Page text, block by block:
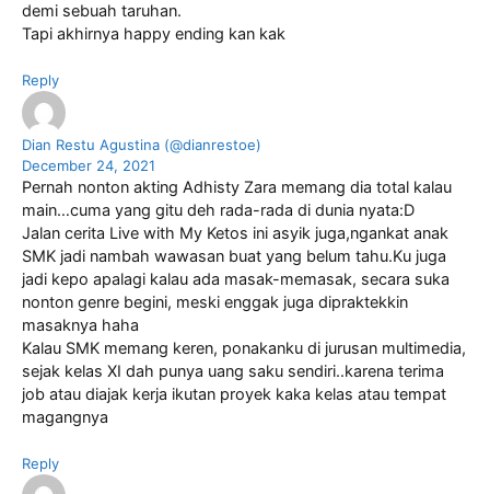
demi sebuah taruhan.
Tapi akhirnya happy ending kan kak
Reply
Dian Restu Agustina (@dianrestoe)
December 24, 2021
Pernah nonton akting Adhisty Zara memang dia total kalau
main…cuma yang gitu deh rada-rada di dunia nyata:D
Jalan cerita Live with My Ketos ini asyik juga,ngankat anak
SMK jadi nambah wawasan buat yang belum tahu.Ku juga
jadi kepo apalagi kalau ada masak-memasak, secara suka
nonton genre begini, meski enggak juga dipraktekkin
masaknya haha
Kalau SMK memang keren, ponakanku di jurusan multimedia,
sejak kelas XI dah punya uang saku sendiri..karena terima
job atau diajak kerja ikutan proyek kaka kelas atau tempat
magangnya
Reply